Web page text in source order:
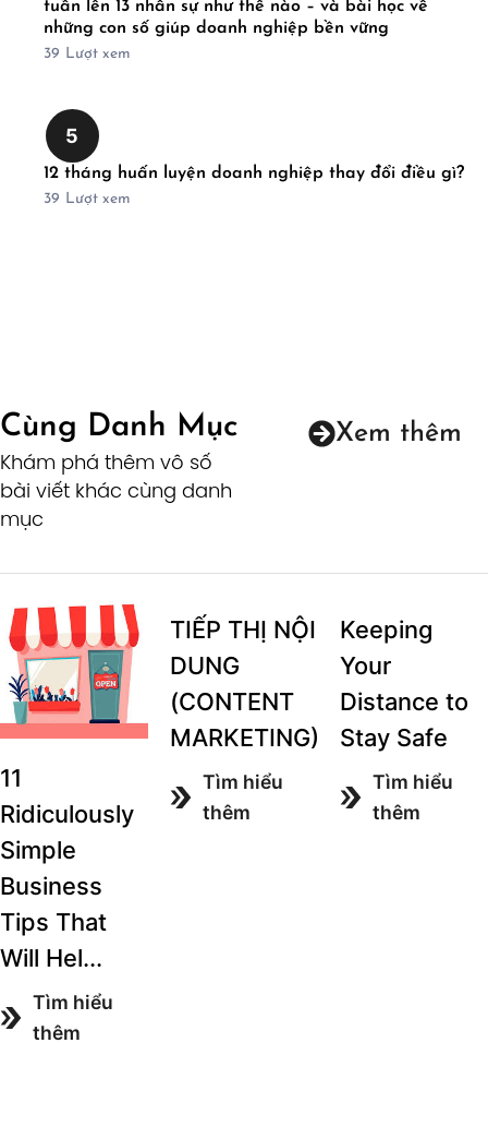
tuần lên 13 nhân sự như thế nào – và bài học về
những con số giúp doanh nghiệp bền vững
39 Lượt xem
5
12 tháng huấn luyện doanh nghiệp thay đổi điều gì?
39 Lượt xem
Cùng Danh Mục
Khám phá thêm vô số
bài viết khác cùng danh
mục
Xem thêm
11
Ridiculously
Simple
Business
Tips That
Will Hel...
Tìm hiểu
thêm
TIẾP THỊ NỘI
DUNG
(CONTENT
MARKETING)
Tìm hiểu
thêm
Keeping
Your
Distance to
Stay Safe
Tìm hiểu
thêm